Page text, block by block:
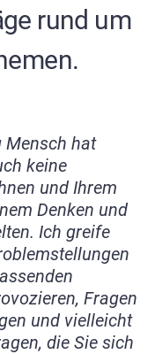
rund um
Mensch hat
keine
und Ihrem
Denken und
Ich greife
Fragen
und vielleicht
die Sie sich